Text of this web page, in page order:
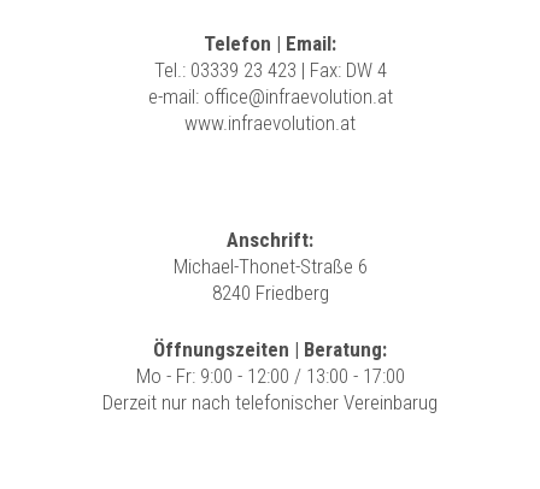
Telefon | Email:
Tel.: 03339 23 423 | Fax: DW 4
e-mail: office@infraevolution.at
www.infraevolution.at
Anschrift:
Michael-Thonet-Straße 6
8240 Friedberg
Öffnungszeiten | Beratung:
Mo - Fr: 9:00 - 12:00 / 13:00 - 17:00
Derzeit nur nach telefonischer Vereinbarug